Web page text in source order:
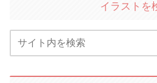
イラストを